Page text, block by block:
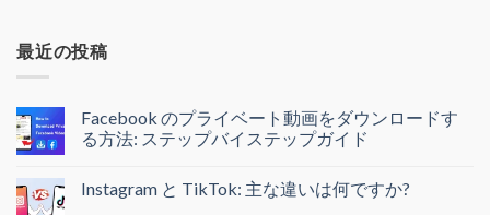
最近の投稿
Facebook のプライベート動画をダウンロードす
る方法: ステップバイステップガイド
Instagram と TikTok: 主な違いは何ですか?